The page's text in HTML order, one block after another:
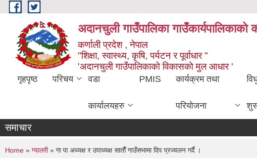
Skip to main content
अदानचुली गाउँपालिका गाउँकार्यपालिकाकाे
कर्णाली प्रदेश , नेपाल
"शिक्षा, स्वास्थ्य, कृषि, पर्यटन र पूर्वाधार "
'अदानचुली गाउँपालिकाकाे विकासकाे मुल आधार '
गृहपृष्ठ परिचय वडा
कार्यालयहरु
PMIS कार्यक्रम तथा
परियोजना
समाचार
You are here
Home » ग्यालरी» गा पा अध्यक्ष र उपाध्यक्ष साताैँ गाउँसभामा दिप प्रज्वलन गर्दै ।